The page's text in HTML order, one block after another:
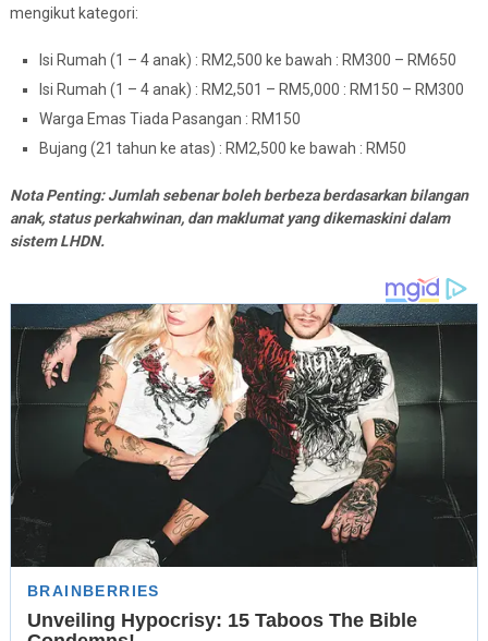
mengikut kategori:
Isi Rumah (1 – 4 anak) : RM2,500 ke bawah : RM300 – RM650
Isi Rumah (1 – 4 anak) : RM2,501 – RM5,000 : RM150 – RM300
Warga Emas Tiada Pasangan : RM150
Bujang (21 tahun ke atas) : RM2,500 ke bawah : RM50
Nota Penting: Jumlah sebenar boleh berbeza berdasarkan bilangan
anak, status perkahwinan, dan maklumat yang dikemaskini dalam
sistem LHDN.